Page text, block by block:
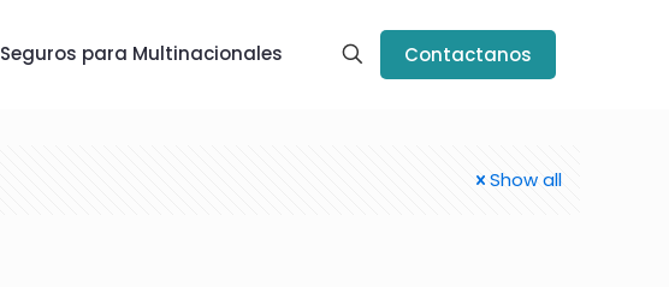
Seguros para Multinacionales Contactanos
Show all